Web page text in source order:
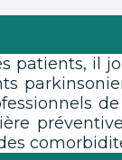
patients, il